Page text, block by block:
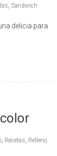
, Sandwich
delicia para
, Recetas, Relleno